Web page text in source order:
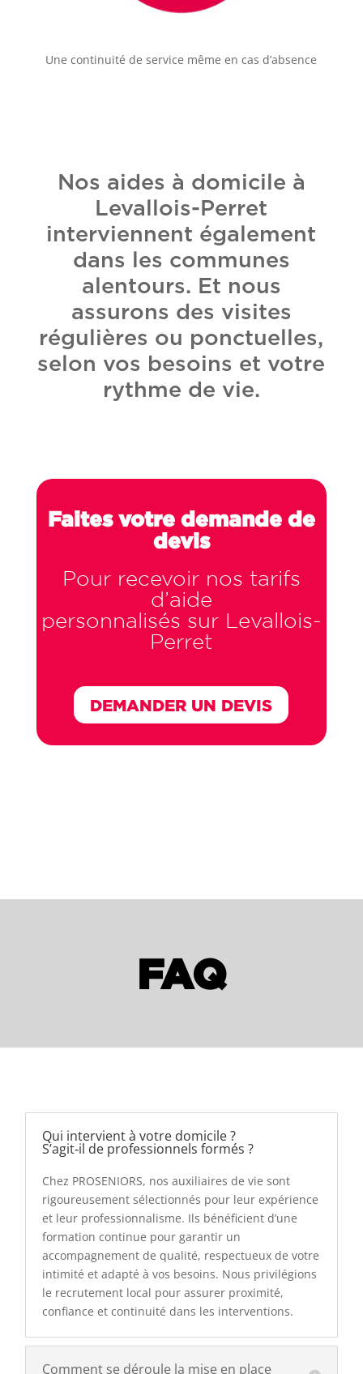
Une continuité de service même en cas d’absence
Nos aides à domicile à
Levallois-Perret
interviennent également
dans les communes
alentours. Et nous
assurons des visites
régulières ou ponctuelles,
selon vos besoins et votre
rythme de vie.
Faites votre demande de
devis
Pour recevoir nos tarifs
d’aide
personnalisés sur Levallois-
Perret
DEMANDER UN DEVIS
FAQ
Qui intervient à votre domicile ?
S’agit‑il de professionnels formés ?
Chez PROSENIORS, nos auxiliaires de vie sont
rigoureusement sélectionnés pour leur expérience
et leur professionnalisme. Ils bénéficient d’une
formation continue pour garantir un
accompagnement de qualité, respectueux de votre
intimité et adapté à vos besoins. Nous privilégions
le recrutement local pour assurer proximité,
confiance et continuité dans les interventions.
Comment se déroule la mise en place